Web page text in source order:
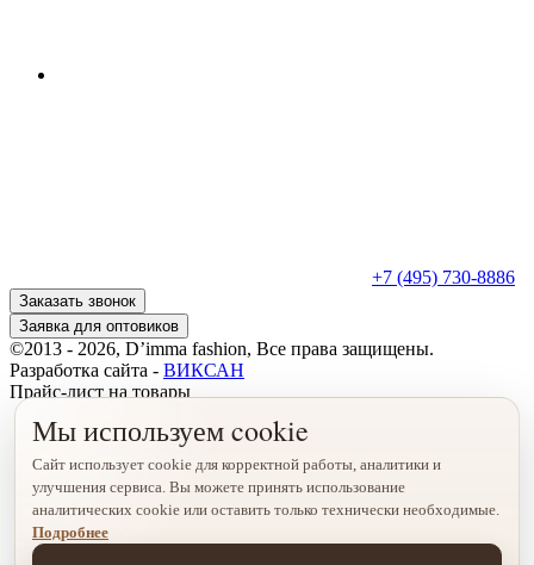
+7 (495) 730-8886
Заказать звонок
Заявка для оптовиков
©2013 - 2026, D’imma fashion, Все права защищены.
Разработка сайта - ВИКСАН
Прайс-лист на товары
Мы используем cookie
Сайт использует cookie для корректной работы, аналитики и
улучшения сервиса. Вы можете принять использование
аналитических cookie или оставить только технически необходимые.
Подробнее